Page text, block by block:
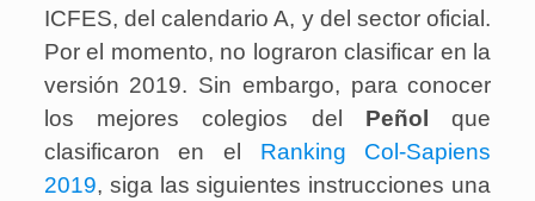
ICFES, del calendario A, y del sector oficial.
Por el momento, no lograron clasificar en la
versión 2019. Sin embargo, para conocer
los mejores colegios del Peñolque
clasificaron en el Ranking Col-Sapiens
2019, siga las siguientes instrucciones una